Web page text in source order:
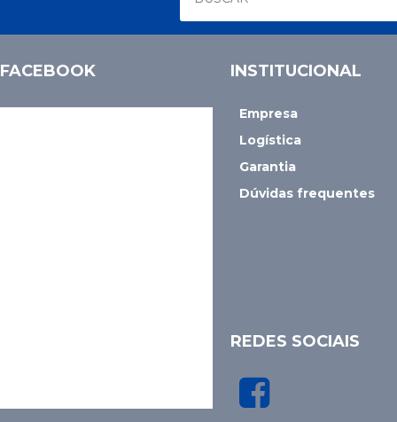
FACEBOOK INSTITUCIONAL
Empresa
Logística
Garantia
Dúvidas frequentes
REDES SOCIAIS